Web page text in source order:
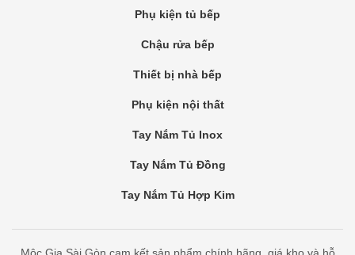
Phụ kiện tủ bếp
Chậu rửa bếp
Thiết bị nhà bếp
Phụ kiện nội thất
Tay Nắm Tủ Inox
Tay Nắm Tủ Đồng
Tay Nắm Tủ Hợp Kim